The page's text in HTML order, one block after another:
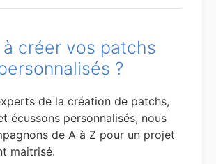
à créer vos patchs
?
de la création de patchs,
écussons personnalisés, nous
de A à Z pour un projet
maitrisé.